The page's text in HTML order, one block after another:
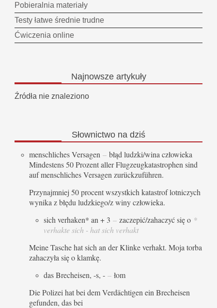
Pobieralnia materiały
Testy łatwe średnie trudne
Ćwiczenia online
Najnowszeartykuły
Źródła nie znaleziono
Słownictwo na dziś
menschliches Versagen – błąd ludzki/wina człowieka
Mindestens 50 Prozent aller Flugzeugkatastrophen sind
auf menschliches Versagen zurückzuführen.
Przynajmniej 50 procent wszystkich katastrof lotniczych
wynika z błędu ludzkiego/z winy człowieka.
sich verhaken* an + 3 – zaczepić/zahaczyć się o *
verhakte sich - hat sich verhakt
Meine Tasche hat sich an der Klinke verhakt. Moja torba
zahaczyła się o klamkę.
das Brecheisen, -s, - – łom
Die Polizei hat bei dem Verdächtigen ein Brecheisen
gefunden, das bei